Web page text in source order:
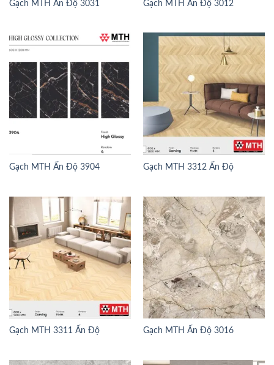
Gạch MTH Ấn Độ 3031 Gạch MTH Ấn Độ 3012
Gạch MTH Ấn Độ 3904 Gạch MTH 3312 Ấn Độ
Gạch MTH 3311 Ấn Độ Gạch MTH Ấn Độ 3016